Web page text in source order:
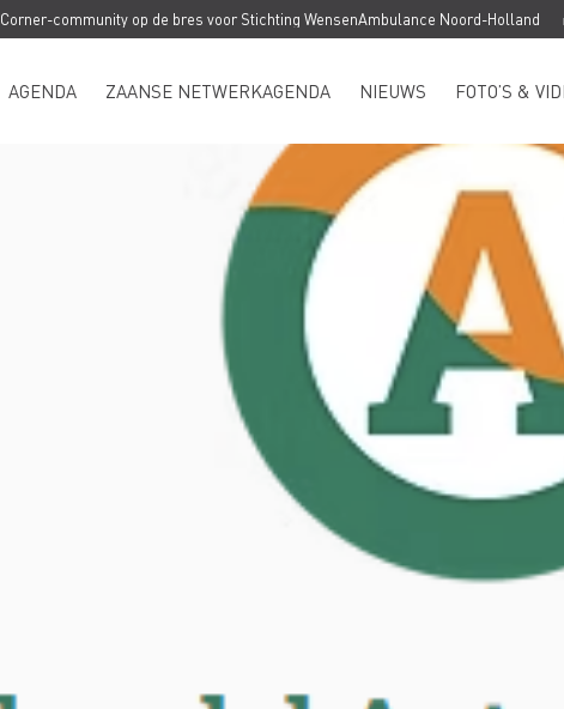
Corner-community op de bres voor Stichting WensenAmbulance Noord-Holland
AGENDA ZAANSE NETWERKAGENDA NIEUWS FOTO’S &